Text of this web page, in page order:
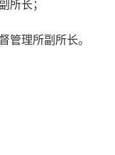
所长；
管理所副所长。